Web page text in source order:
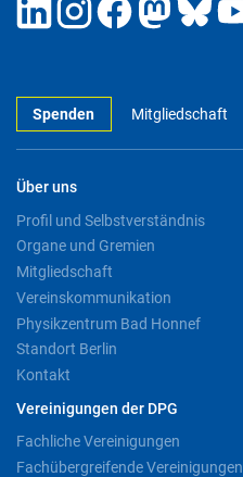
Spenden Mitgliedschaft
Über uns
Profil und Selbstverständnis
Organe und Gremien
Mitgliedschaft
Vereinskommunikation
Physikzentrum Bad Honnef
Standort Berlin
Kontakt
Vereinigungen der DPG
Fachliche Vereinigungen
Fachübergreifende Vereinigungen